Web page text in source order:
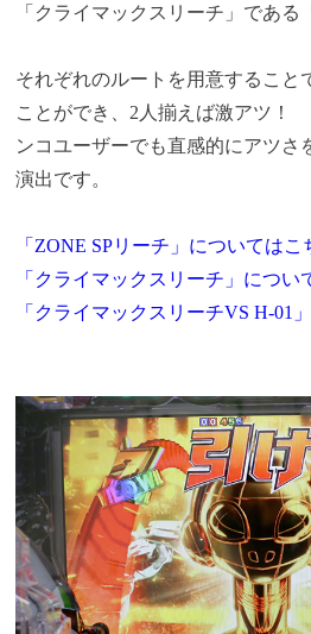
「クライマックスリーチ」である
それぞれのルートを用意すること
ことができ、2人揃えば激アツ！
ンコユーザーでも直感的にアツさ
演出です。
「ZONE SPリーチ」についてはこ
「クライマックスリーチ」につい
「クライマックスリーチVS H-01